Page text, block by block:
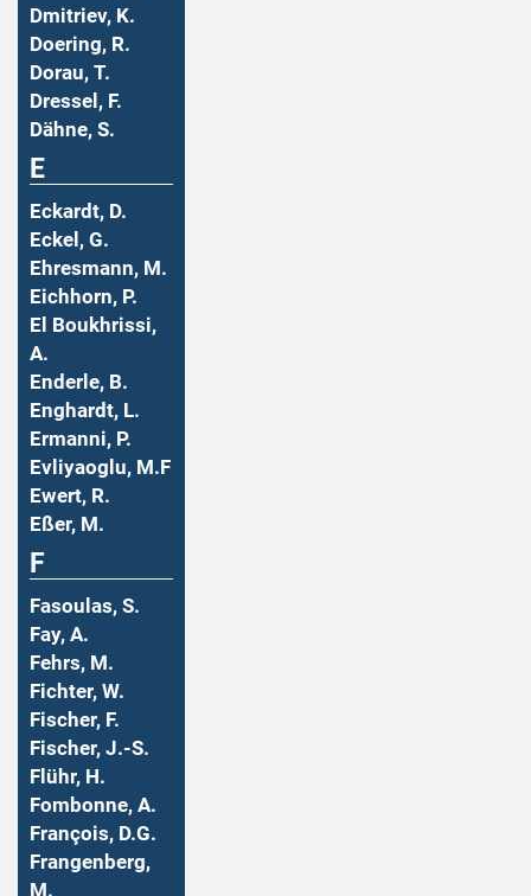
Dmitriev, K.
Doering, R.
Dorau, T.
Dressel, F.
Dähne, S.
E
Eckardt, D.
Eckel, G.
Ehresmann, M.
Eichhorn, P.
El Boukhrissi,
A.
Enderle, B.
Enghardt, L.
Ermanni, P.
Evliyaoglu, M.F
Ewert, R.
Eßer, M.
F
Fasoulas, S.
Fay, A.
Fehrs, M.
Fichter, W.
Fischer, F.
Fischer, J.-S.
Flühr, H.
Fombonne, A.
François, D.G.
Frangenberg,
M.